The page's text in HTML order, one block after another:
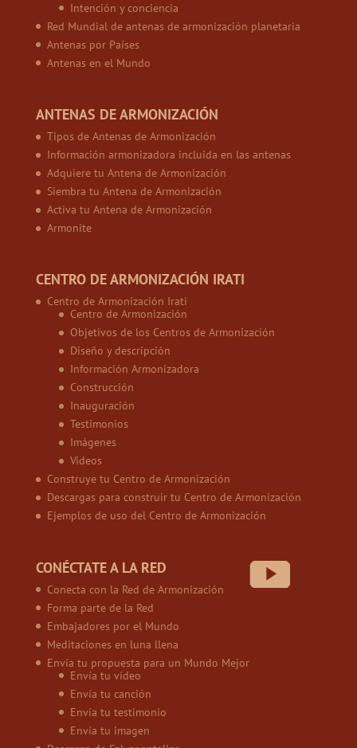
Intención y conciencia
Red Mundial de antenas de armonización planetaria
Antenas por Países
Antenas en el Mundo
ANTENAS DE ARMONIZACIÓN
Tipos de Antenas de Armonización
Información armonizadora incluida en las antenas
Adquiere tu Antena de Armonización
Siembra tu Antena de Armonización
Activa tu Antena de Armonización
Armonite
CENTRO DE ARMONIZACIÓN IRATI
Centro de Armonización Irati
Centro de Armonización
Objetivos de los Centros de Armonización
Diseño y descripción
Información Armonizadora
Construcción
Inauguración
Testimonios
Imágenes
Vídeos
Construye tu Centro de Armonización
Descargas para construir tu Centro de Armonización
Ejemplos de uso del Centro de Armonización
CONÉCTATE A LA RED
Conecta con la Red de Armonización
Forma parte de la Red
Embajadores por el Mundo
Meditaciones en luna llena
Envía tu propuesta para un Mundo Mejor
Envía tu vídeo
Envía tu canción
Envía tu testimonio
Envía tu imagen